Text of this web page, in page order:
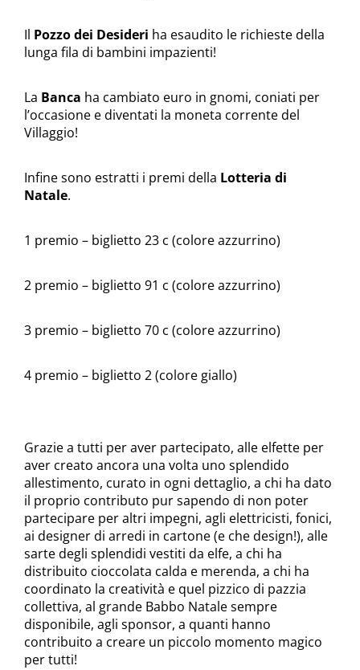
Il Pozzo dei Desideri ha esaudito le richieste della
lunga fila di bambini impazienti!
La Banca ha cambiato euro in gnomi, coniati per
l’occasione e diventati la moneta corrente del
Villaggio!
Infine sono estratti i premi della Lotteria di
Natale.
1 premio – biglietto 23 c (colore azzurrino)
2 premio – biglietto 91 c (colore azzurrino)
3 premio – biglietto 70 c (colore azzurrino)
4 premio – biglietto 2 (colore giallo)
Grazie a tutti per aver partecipato, alle elfette per
aver creato ancora una volta uno splendido
allestimento, curato in ogni dettaglio, a chi ha dato
il proprio contributo pur sapendo di non poter
partecipare per altri impegni, agli elettricisti, fonici,
ai designer di arredi in cartone (e che design!), alle
sarte degli splendidi vestiti da elfe, a chi ha
distribuito cioccolata calda e merenda, a chi ha
coordinato la creatività e quel pizzico di pazzia
collettiva, al grande Babbo Natale sempre
disponibile, agli sponsor, a quanti hanno
contribuito a creare un piccolo momento magico
per tutti!